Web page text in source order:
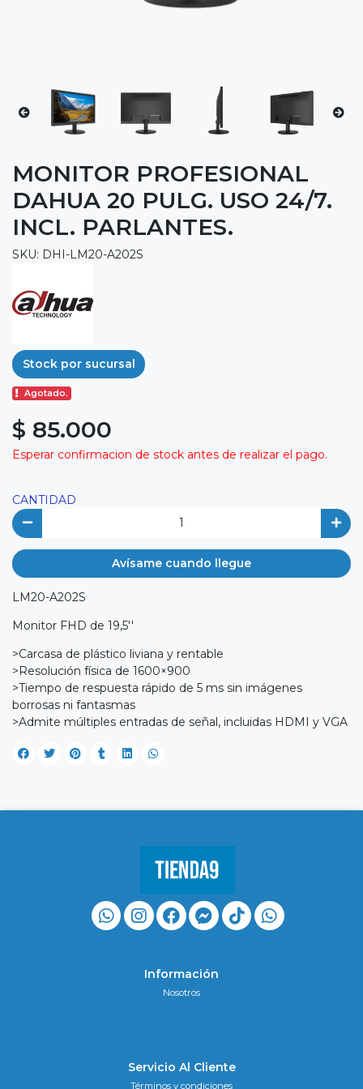
MONITOR PROFESIONAL
DAHUA 20 PULG. USO 24/7.
INCL. PARLANTES.
SKU: DHI-LM20-A202S
Stock por sucursal
Agotado.
$ 85.000
Esperar confirmacion de stock antes de realizar el pago.
CANTIDAD
Avísame cuando llegue
LM20-A202S
Monitor FHD de 19,5''
>Carcasa de plástico liviana y rentable
>Resolución física de 1600×900
>Tiempo de respuesta rápido de 5 ms sin imágenes
borrosas ni fantasmas
>Admite múltiples entradas de señal, incluidas HDMI y VGA
Información
Nosotros
Servicio Al Cliente
Términos y condiciones